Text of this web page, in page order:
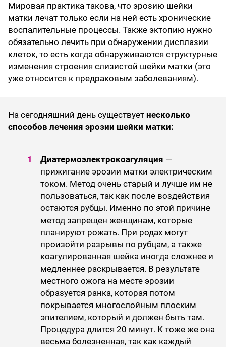
Мировая практика такова, что эрозию шейки
матки лечат только если на ней есть хронические
воспалительные процессы. Также эктопию нужно
обязательно лечить при обнаружении дисплазии
клеток, то есть когда обнаруживаются структурные
изменения строения слизистой шейки матки (это
уже относится к предраковым заболеваниям).
На сегодняшний день существует несколько
способов лечения эрозии шейки матки:
Диатермоэлектрокоагуляция —
прижигание эрозии матки электрическим
током. Метод очень старый и лучше им не
пользоваться, так как после воздействия
остаются рубцы. Именно по этой причине
метод запрещен женщинам, которые
планируют рожать. При родах могут
произойти разрывы по рубцам, а также
коагулированная шейка иногда сложнее и
медленнее раскрывается. В результате
местного ожога на месте эрозии
образуется ранка, которая потом
покрывается многослойным плоским
эпителием, который и должен быть там.
Процедура длится 20 минут. К тоже же она
весьма болезненная, так как каждый